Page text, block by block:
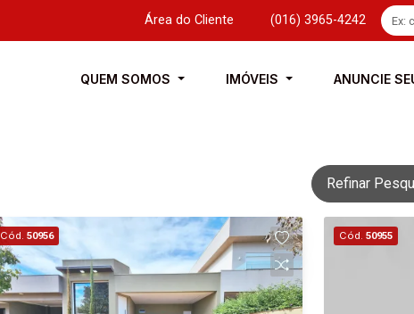
Área do Cliente (016) 3965-4242
QUEM SOMOS IMÓVEIS ANUNCIE
Refinar
Cód. 50956 Cód. 50955